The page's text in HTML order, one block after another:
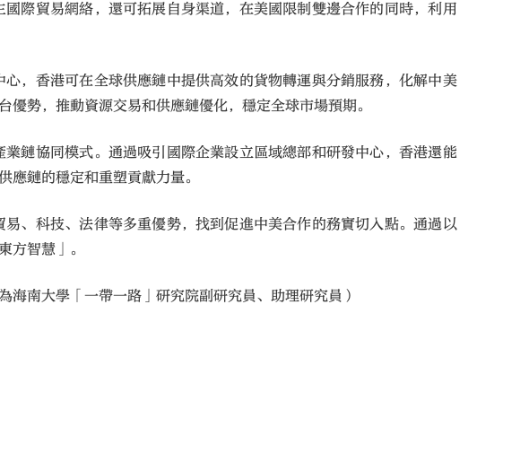
際貿易網絡，還可拓展自身渠道，在美國限制雙邊合作的同時，利用
，香港可在全球供應鏈中提供高效的貨物轉運與分銷服務，化解中美
勢，推動資源交易和供應鏈優化，穩定全球市場預期。
鏈協同模式。通過吸引國際企業設立區域總部和研發中心，香港還能
鏈的穩定和重塑貢獻力量。
、科技、法律等多重優勢，找到促進中美合作的務實切入點。通過以
方智慧」。
南大學「一帶一路」研究院副研究員、助理研究員）